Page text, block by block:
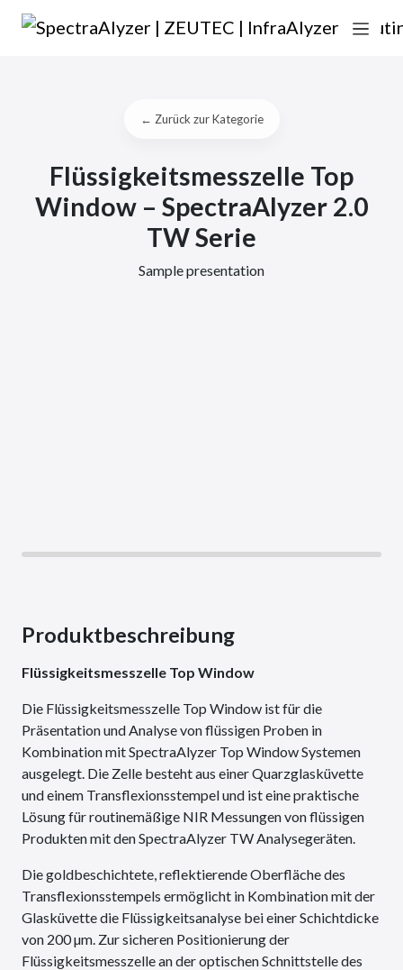
Zum Inhalt springen
Hauptnavigation
← Zurück zur Kategorie
Flüssigkeitsmesszelle Top
Window – SpectraAlyzer 2.0
TW Serie
Sample presentation
Produktbeschreibung
Flüssigkeitsmesszelle Top Window
Die Flüssigkeitsmesszelle Top Window ist für die
Präsentation und Analyse von flüssigen Proben in
Kombination mit SpectraAlyzer Top Window Systemen
ausgelegt. Die Zelle besteht aus einer Quarzglasküvette
und einem Transflexionsstempel und ist eine praktische
Lösung für routinemäßige NIR Messungen von flüssigen
Produkten mit den SpectraAlyzer TW Analysegeräten.
Die goldbeschichtete, reflektierende Oberfläche des
Transflexionsstempels ermöglicht in Kombination mit der
Glasküvette die Flüssigkeitsanalyse bei einer Schichtdicke
von 200 µm. Zur sicheren Positionierung der
Flüssigkeitsmesszelle an der optischen Schnittstelle des